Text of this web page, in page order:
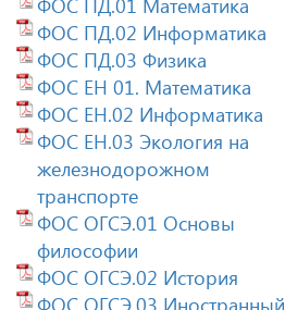
ФОС ПД.02 Информатика
ФОС ПД.03 Физика
ФОС ЕН 01. Математика
ФОС ЕН.02 Информатика
ФОС ЕН.03 Экология на
железнодорожном
транспорте
ФОС ОГСЭ.01 Основы
философии
ФОС ОГСЭ.02 История
ФОС ОГСЭ.03 Иностранный